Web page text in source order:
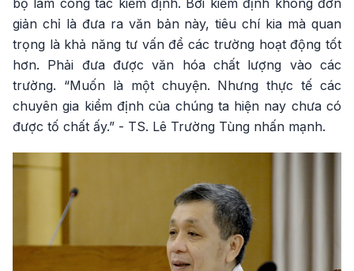
bộ làm công tác kiểm định. Bởi kiểm định không đơn
giản chỉ là đưa ra văn bản này, tiêu chí kia mà quan
trọng là khả năng tư vấn để các trường hoạt động tốt
hơn. Phải đưa được văn hóa chất lượng vào các
trường. “Muốn là một chuyện. Nhưng thực tế các
chuyên gia kiểm định của chúng ta hiện nay chưa có
được tố chất ấy.” - TS. Lê Trường Tùng nhấn mạnh.